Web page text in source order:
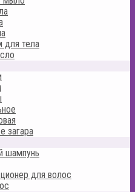
для тела
загара
шампунь
для волос